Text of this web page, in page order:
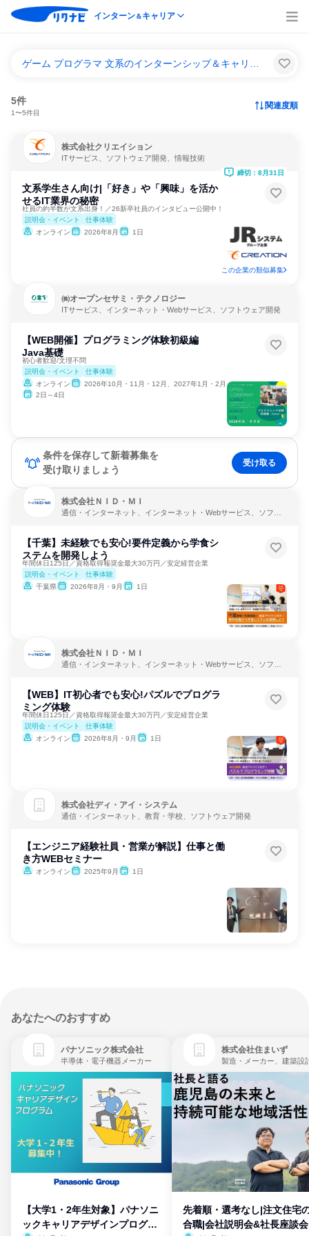
インターン＆キャリア
5件
1〜5件目
関連度順
株式会社クリエイション
ITサービス、ソフトウェア開発、情報技術
文系学生さん向け|「好き」や「興味」を活か
せるIT業界の秘密
社員の約半数が文系出身！／26新卒社員のインタビュー公開中！
説明会・イベント
仕事体験
オンライン
2026年8月 1日
締切：8月31日
この企業の類似募集
㈱オープンセサミ・テクノロジー
ITサービス、インターネット・Webサービス、ソフトウェア開発
【WEB開催】プログラミング体験初級編
Java基礎
初心者歓迎/文理不問
説明会・イベント
仕事体験
オンライン
2026年10月・11月・12月、2027年1月・2月
2日～4日
条件を保存して新着募集を
受け取りましょう
受け取る
株式会社ＮＩＤ・ＭＩ
通信・インターネット、インターネット・Webサービス、ソフト
【千葉】未経験でも安心!要件定義から学食シ
ステムを開発しよう
年間休日125日／資格取得報奨金最大30万円／安定経営企業
説明会・イベント
仕事体験
千葉県
2026年8月・9月 1日
株式会社ＮＩＤ・ＭＩ
通信・インターネット、インターネット・Webサービス、ソフト
【WEB】IT初心者でも安心!パズルでプログラ
ミング体験
年間休日125日／資格取得報奨金最大30万円／安定経営企業
説明会・イベント
仕事体験
オンライン
2026年8月・9月 1日
株式会社ディ・アイ・システム
通信・インターネット、教育・学校、ソフトウェア開発
【エンジニア経験社員・営業が解説】仕事と働
き方WEBセミナー
オンライン 2025年9月 1日
あなたへのおすすめ
パナソニック株式会社
半導体・電子機器メーカー
【大学1・2年生対象】パナソニ
ックキャリアデザインプログラ
株式会社住まいず
製造・メーカー、建築設
先着順・選考なし|注文住宅
合職|会社説明会&社長座談会